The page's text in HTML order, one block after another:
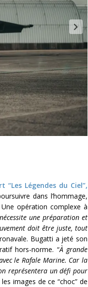
“Les Légendes du Ciel”,
dans l’hommage,
opération complexe à
une préparation et
doit être juste, tout
Bugatti a jeté son
hors-norme. “À grande
le Rafale Marine. Car la
représentera un défi pour
images de ce “choc” de